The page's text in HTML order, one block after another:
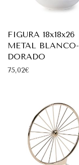
FIGURA 18x18x26
METAL BLANCO-
DORADO
75,02€